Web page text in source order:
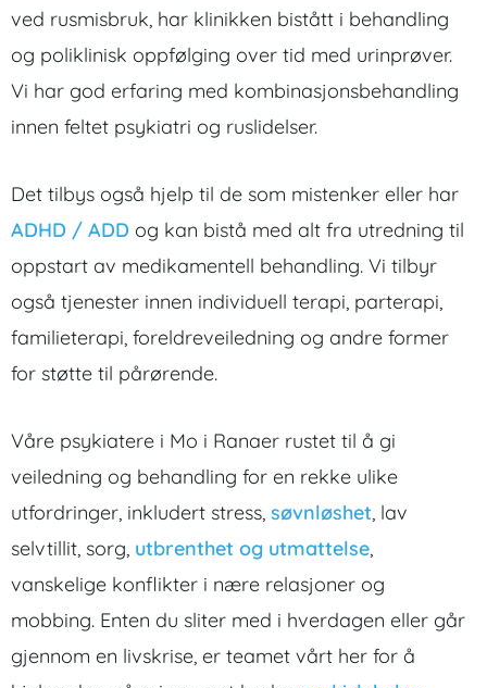
ved rusmisbruk, har klinikken bistått i behandling
og poliklinisk oppfølging over tid med urinprøver.
Vi har god erfaring med kombinasjonsbehandling
innen feltet psykiatri og ruslidelser.
Det tilbys også hjelp til de som mistenker eller har
ADHD / ADD og kan bistå med alt fra utredning til
oppstart av medikamentell behandling. Vi tilbyr
også tjenester innen individuell terapi, parterapi,
familieterapi, foreldreveiledning og andre former
for støtte til pårørende.
Våre psykiatere i Mo i Ranaer rustet til å gi
veiledning og behandling for en rekke ulike
utfordringer, inkludert stress, søvnløshet, lav
selvtillit, sorg, utbrenthet og utmattelse,
vanskelige konflikter i nære relasjoner og
mobbing. Enten du sliter med i hverdagen eller går
gjennom en livskrise, er teamet vårt her for å